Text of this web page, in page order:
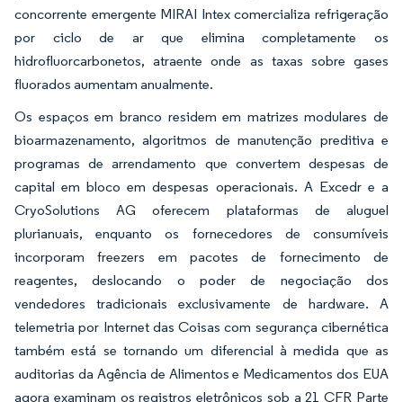
concorrente emergente MIRAI Intex comercializa refrigeração
por ciclo de ar que elimina completamente os
hidrofluorcarbonetos, atraente onde as taxas sobre gases
fluorados aumentam anualmente.
Os espaços em branco residem em matrizes modulares de
bioarmazenamento, algoritmos de manutenção preditiva e
programas de arrendamento que convertem despesas de
capital em bloco em despesas operacionais. A Excedr e a
CryoSolutions AG oferecem plataformas de aluguel
plurianuais, enquanto os fornecedores de consumíveis
incorporam freezers em pacotes de fornecimento de
reagentes, deslocando o poder de negociação dos
vendedores tradicionais exclusivamente de hardware. A
telemetria por Internet das Coisas com segurança cibernética
também está se tornando um diferencial à medida que as
auditorias da Agência de Alimentos e Medicamentos dos EUA
agora examinam os registros eletrônicos sob a 21 CFR Parte